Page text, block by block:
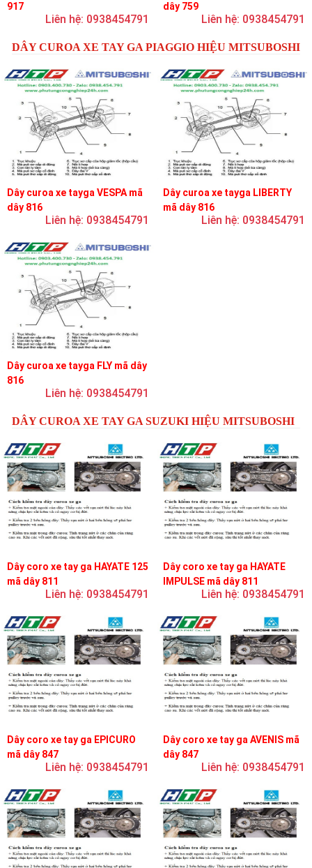
917
Liên hệ: 0938454791
dây 759
Liên hệ: 0938454791
DÂY CUROA XE TAY GA PIAGGIO HIỆU MITSUBOSHI
Dây curoa xe tayga VESPA mã
dây 816
Liên hệ: 0938454791
Dây curoa xe tayga LIBERTY
mã dây 816
Liên hệ: 0938454791
Dây curoa xe tayga FLY mã dây
816
Liên hệ: 0938454791
DÂY CUROA XE TAY GA SUZUKI HIỆU MITSUBOSHI
Dây coro xe tay ga HAYATE 125
mã dây 811
Liên hệ: 0938454791
Dây coro xe tay ga HAYATE
IMPULSE mã dây 811
Liên hệ: 0938454791
Dây coro xe tay ga EPICURO
mã dây 847
Liên hệ: 0938454791
Dây coro xe tay ga AVENIS mã
dây 847
Liên hệ: 0938454791